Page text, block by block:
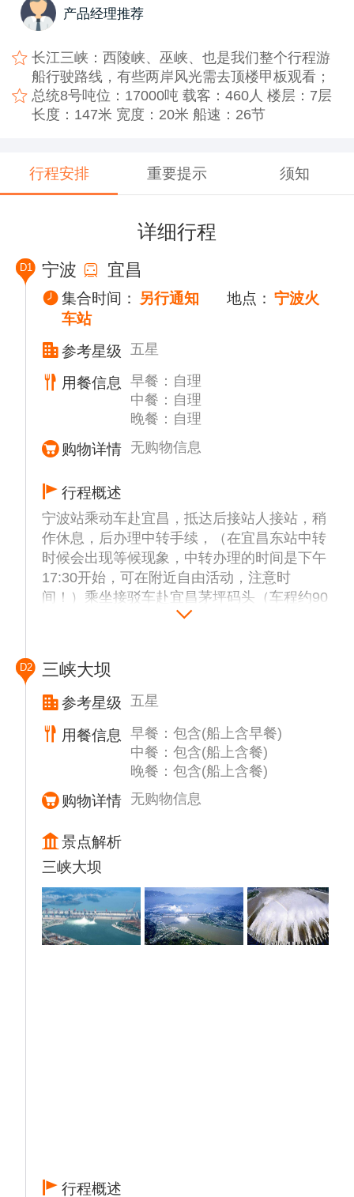
产品经理推荐
长江三峡：西陵峡、巫峡、也是我们整个行程游
船行驶路线，有些两岸风光需去顶楼甲板观看；
总统8号吨位：17000吨 载客：460人 楼层：7层
长度：147米 宽度：20米 船速：26节
行程安排 重要提示 须知
详细行程
D1 宁波 宜昌
集合时间： 另行通知 地点： 宁波火
车站
参考星级
五星
用餐信息
早餐：自理
中餐：自理
晚餐：自理
购物详情 无购物信息
行程概述
宁波站乘动车赴宜昌，抵达后接站人接站，稍
作休息，后办理中转手续，（在宜昌东站中转
时候会出现等候现象，中转办理的时间是下午
17:30开始，可在附近自由活动，注意时
间！）乘坐接驳车赴宜昌茅坪码头（车程约90
分钟），登船入住★★★★★☆-【总统7/8号游
D2 三峡大坝
参考星级 五星
用餐信息
早餐：包含(船上含早餐)
中餐：包含(船上含餐)
晚餐：包含(船上含餐)
购物详情 无购物信息
景点解析
三峡大坝
行程概述